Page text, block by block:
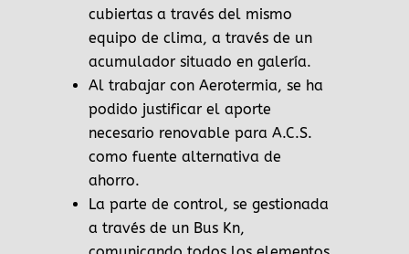
cubiertas a través del mismo
equipo de clima, a través de un
acumulador situado en galería.
Al trabajar con Aerotermia, se ha
podido justificar el aporte
necesario renovable para A.C.S.
como fuente alternativa de
ahorro.
La parte de control, se gestionada
a través de un Bus Kn,